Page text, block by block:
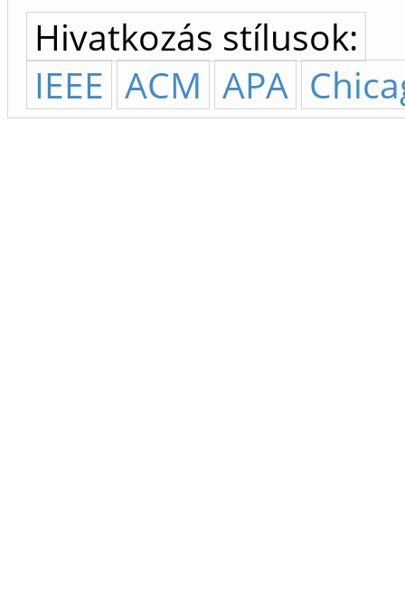
Hivatkozás stílusok:
IEEE ACM APA